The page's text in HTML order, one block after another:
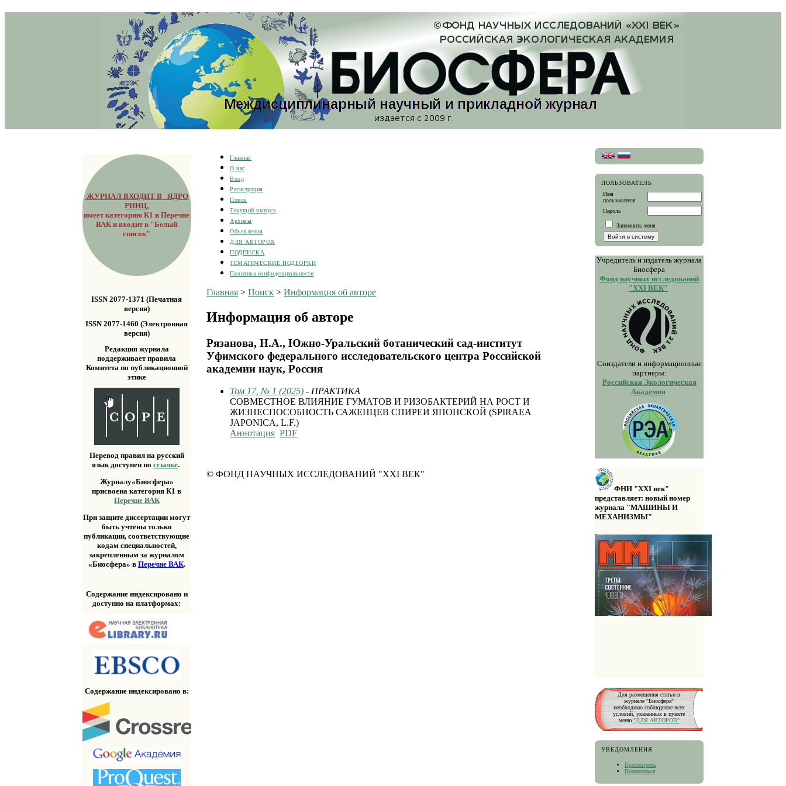
ЖУРНАЛ ВХОДИТ В ЯДРО
РИНЦ,
имеет категорию К1 в Перечне
ВАК и входит в "Белый
список"
ISSN 2077-1371 (Печатная
версия)
ISSN 2077-1460 (Электронная
версия)
Редакция журнала
поддерживает правила
Комитета по публикационной
этике
Перевод правил на русский
язык доступен поссылке.
Журналу«Биосфера»
присвоена категория К1 в
Перечне ВАК
При защите диссертации могут
быть учтены только
публикации, соответствующие
кодам специальностей,
закрепленным за журналом
«Биосфера» в Перечне ВАК.
Содержание индексировано и
доступно на платформах:
Содержание индексировано в:
ПОЛЬЗОВАТЕЛЬ
Имя
пользователя
Пароль
Запомнить меня
Учредитель и издатель журнала
Биосфера
Фонд научных исследований
"XXI ВЕК"
Соиздатели и информационные
партнеры:
Российская Экологическая
Академия
ФНИ "XXI век"
представляет: новый номер
журнала "МАШИНЫ И
МЕХАНИЗМЫ"
Для размещения статьи в
журнале "Биосфера"
необходимо соблюдение всех
условий, указанных в пункте
меню "ДЛЯ АВТОРОВ"
УВЕДОМЛЕНИЯ
Просмотреть
Подписаться
Главная
О нас
Вход
Регистрация
Поиск
Текущий выпуск
Архивы
Объявления
ДЛЯ АВТОРОВ
ПОДПИСКА
ТЕМАТИЧЕСКИЕ ПОДБОРКИ
Политика конфиденциальности
Главная >Поиск >Информация об авторе
Информация об авторе
Рязанова, Н.А., Южно-Уральский ботанический сад-институт
Уфимского федерального исследовательского центра Российской
академии наук, Россия
Том 17, № 1 (2025) - ПРАКТИКА
СОВМЕСТНОЕ ВЛИЯНИЕ ГУМАТОВ И РИЗОБАКТЕРИЙ НА РОСТ И
ЖИЗНЕСПОСОБНОСТЬ САЖЕНЦЕВ СПИРЕИ ЯПОНСКОЙ (SPIRAEA
JAPONICA, L.F.)
Аннотация PDF
© ФОНД НАУЧНЫХ ИССЛЕДОВАНИЙ "XXI ВЕК"